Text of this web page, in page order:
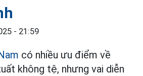
- 21:59
có nhiều ưu điểm về
không tệ, nhưng vai diễn